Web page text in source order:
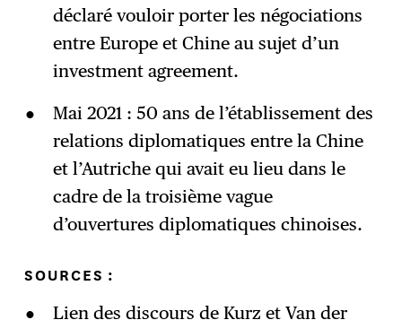
déclaré vouloir porter les négociations
entre Europe et Chine au sujet d’un
investment agreement.
Mai 2021 : 50 ans de l’établissement des
relations diplomatiques entre la Chine
et l’Autriche qui avait eu lieu dans le
cadre de la troisième vague
d’ouvertures diplomatiques chinoises.
SOURCES :
Lien des discours de Kurz et Van der